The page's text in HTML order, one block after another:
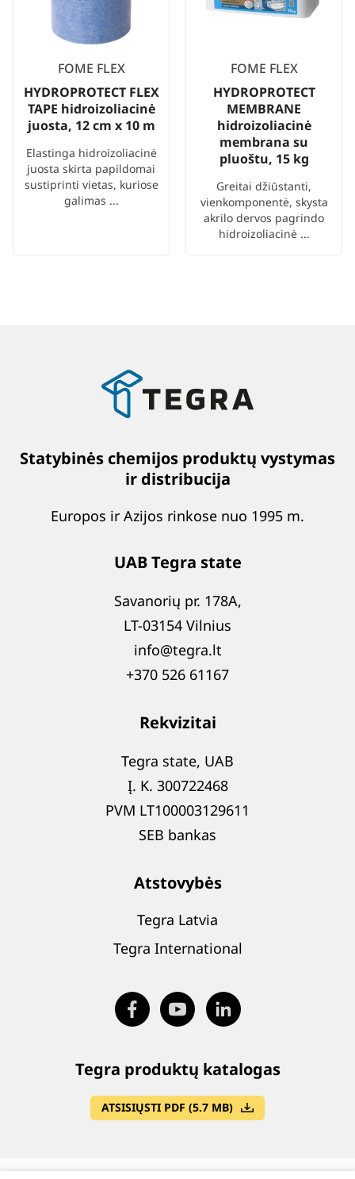
FOME FLEX
HYDROPROTECT FLEX
TAPE hidroizoliacinė
juosta, 12 cm x 10 m
Elastinga hidroizoliacinė
juosta skirta papildomai
sustiprinti vietas, kuriose
galimas ...
FOME FLEX
HYDROPROTECT
MEMBRANE
hidroizoliacinė
membrana su
pluoštu, 15 kg
Greitai džiūstanti,
vienkomponentė, skysta
akrilo dervos pagrindo
hidroizoliacinė ...
Statybinės chemijos produktų vystymas
ir distribucija
Europos ir Azijos rinkose nuo 1995 m.
UAB Tegra state
Savanorių pr. 178A,
LT-03154 Vilnius
info@tegra.lt
+370 526 61167
Rekvizitai
Tegra state, UAB
Į. K. 300722468
PVM LT100003129611
SEB bankas
Atstovybės
Tegra Latvia
Tegra International
Tegra produktų katalogas
ATSISIŲSTI PDF (5.7 MB)